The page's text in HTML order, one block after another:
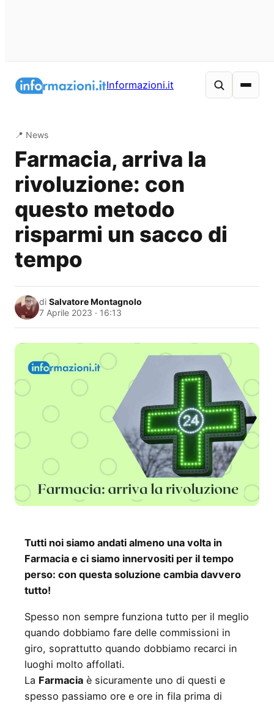
Informazioni.it
📍 News
Farmacia, arriva la
rivoluzione: con
questo metodo
risparmi un sacco di
tempo
di Salvatore Montagnolo
7 Aprile 2023 · 16:13
Tutti noi siamo andati almeno una volta in
Farmacia e ci siamo innervositi per il tempo
perso: con questa soluzione cambia davvero
tutto!
Spesso non sempre funziona tutto per il meglio
quando dobbiamo fare delle commissioni in
giro, soprattutto quando dobbiamo recarci in
luoghi molto affollati.
La Farmacia è sicuramente uno di questi e
spesso passiamo ore e ore in fila prima di